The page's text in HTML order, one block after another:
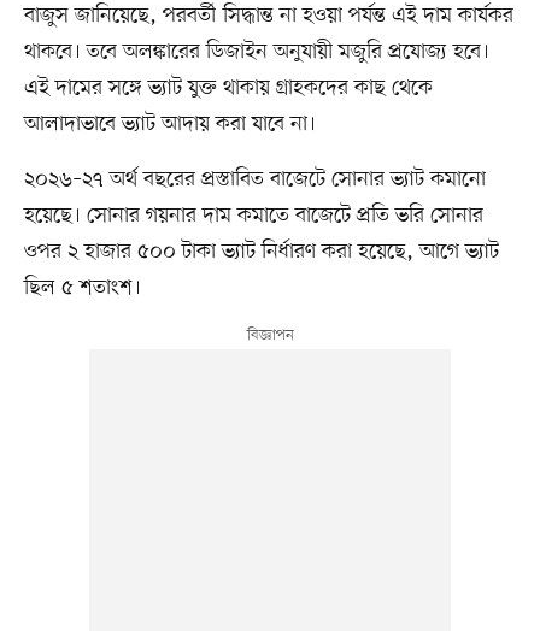
বাজুস জানিয়েছে, পরবর্তী সিদ্ধান্ত না হওয়া পর্যন্ত এই দাম কার্যকর
থাকবে। তবে অলঙ্কারের ডিজাইন অনুযায়ী মজুরি প্রযোজ্য হবে।
এই দামের সঙ্গে ভ্যাট যুক্ত থাকায় গ্রাহকদের কাছ থেকে
আলাদাভাবে ভ্যাট আদায় করা যাবে না।
২০২৬–২৭ অর্থ বছরের প্রস্তাবিত বাজেটে সোনার ভ্যাট কমানো
হয়েছে। সোনার গয়নার দাম কমাতে বাজেটে প্রতি ভরি সোনার
ওপর ২ হাজার ৫০০ টাকা ভ্যাট নির্ধারণ করা হয়েছে, আগে ভ্যাট
ছিল ৫ শতাংশ।